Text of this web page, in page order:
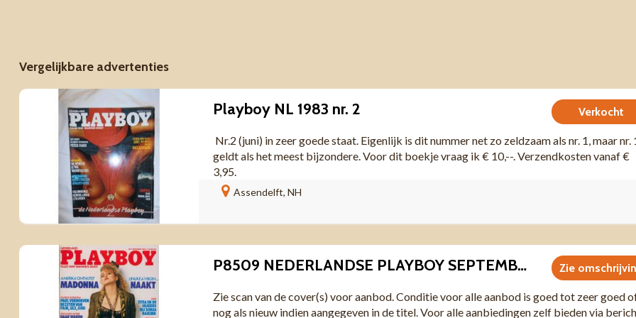
Vergelijkbare advertenties
Verkocht
Playboy NL 1983 nr. 2
Nr.2 (juni) in zeer goede staat. Eigenlijk is dit nummer net zo zeldzaam als nr. 1, maar nr.
geldt als het meest bijzondere. Voor dit boekje vraag ik € 10,--. Verzendkosten vanaf €
3,95.
Assendelft, NH
Zie
P8509 NEDERLANDSE PLAYBOY SEPTEMBER 1985 MET O.A. MADONNA
Zie scan van de cover(s) voor aanbod. Conditie voor alle aanbod is goed tot zeer goed
nog als nieuw indien aangegeven in de titel. Voor alle aanbiedingen zelf bieden via